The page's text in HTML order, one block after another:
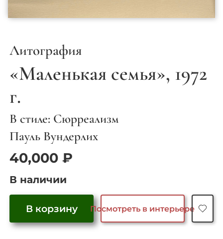
Литография
«Маленькая семья», 1972
г.
В стиле: Сюрреализм
Пауль Вундерлих
40,000₽
В наличии
Количество
В корзину Посмотреть в интерьере